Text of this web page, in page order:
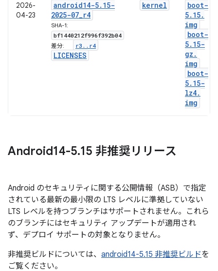
2026-
04-23
android14-5. 15-
2025-07_r4
SHA-1:
bf1440212f996f392b04
差分: r3 . . r4
LICENSES
kernel
boot-
5. 15.
img
boot-
5. 15-
gz .
img
boot-
5. 15-
lz4.
img
Android14-5.15 非推奨リリース
Android のセキュリティに関する公開情報（ASB）で指定
されている最新の最小限の LTS レベルに準拠していない
LTS レベルを持つブランチはサポートされません。これら
のブランチにはセキュリティ アップデートが適用され
ず、デプロイ サポートの対象となりません。
非推奨ビルドについては、 android14-5.15 非推奨ビルドを
ご覧ください。